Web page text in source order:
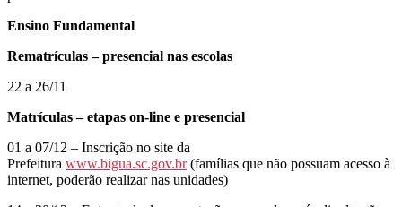
Ensino Fundamental
Rematrículas – presencial nas escolas
22 a 26/11
Matrículas – etapas on-line e presencial
01 a 07/12 – Inscrição no site da
Prefeitura www.bigua.sc.gov.br(famílias que não possuam acesso à
internet, poderão realizar nas unidades)